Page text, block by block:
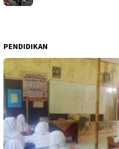
PENDIDIKAN